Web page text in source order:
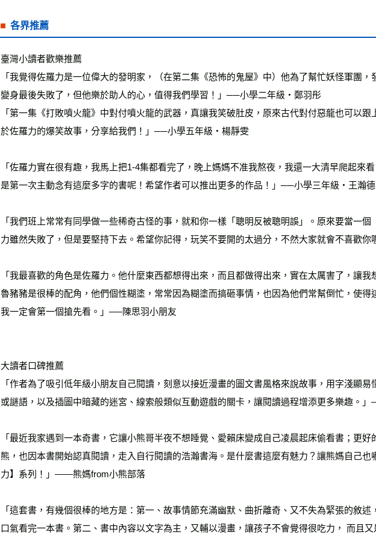
各界推薦
臺灣小讀者歡樂推薦
「我覺得佐羅力是一位偉大的發明家，（在第二集《恐怖的鬼屋》中）他為了幫忙妖怪軍團
變身最後失敗了，但他樂於助人的心，值得我們學習！」──小學二年級‧鄭羽彤
「第一集《打敗噴火龍》中對付噴火龍的武器，真讓我笑破肚皮，原來古代對付惡龍也可以跟
於佐羅力的爆笑故事，分享給我們！」──小學五年級‧楊靜雯
「佐羅力實在很有趣，我馬上把1-4集都看完了，晚上媽媽不准我熬夜，我還一大清早爬起來
是第一次主動念有這麼多字的書呢！希望作者可以推出更多的作品！」──小學三年級‧王瀚德
「我們班上常常有同學做一些稀奇古怪的事，就和你一樣「聰明反被聰明誤」。原來要當一
力雖然失敗了，但是要堅持下去。希望你記得，玩笑不要開的太過分，不然大家就會不喜歡
「我最喜歡的角色是佐羅力。他什麼東西都想得出來，而且都做得出來，實在太厲害了，讓
魯豬豬是很棒的配角，他們個性糊塗，常常因為糊塗而搞砸事情，也因為他們常幫倒忙，使得
我一定會第一個搶先看。」──陳思羽小朋友
大讀者口碑推薦
「作者為了吸引低年級小朋友自己閱讀，刻意以接近漫畫的圖文書風格來說故事，用字淺顯
或謎語，以及插圖中暗藏的迷宮、線索般類似互動遊戲的關卡，讓閱讀過程增添更多樂趣。
「最近我家遇到一本奇書，它讓小熊哥半夜不想睡覺、愛賴床變成自己凌晨起床偷看書；更
熊，也因本書開始認真閱讀，走入自行閱讀的浩瀚書海。是什麼書這麼有魅力？讓熊媽自己
力】系列！」——熊媽from小熊部落
「這套書，有幾個很棒的地方是：第一、故事情節充滿幽默、曲折離奇、又不失為緊張的敘
口氣看完一本書。第二、書中內容以文字為主，又輔以漫畫，讓孩子不會覺得很吃力， 而且